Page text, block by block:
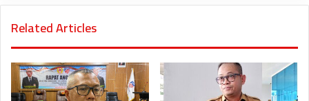
Related Articles